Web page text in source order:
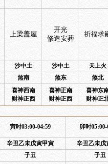
上梁盖屋
开光
修造安葬
祈福求
沙中土 沙中土 天上火
煞南 煞东 煞北
喜神西南
财神正西
喜神正南
财神正西
喜神东
财神正
寅时03:00-04:59 卯时05:00-
辛丑乙未戊寅甲寅 辛丑乙未戊
子丑 子丑